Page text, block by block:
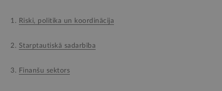
1. Riski, politika un koordinācija
2. Starptautiskā sadarbība
3. Finanšu sektors